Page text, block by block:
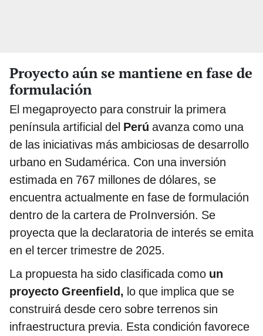
Proyecto aún se mantiene en fase de
formulación
El megaproyecto para construir la primera
península artificial del Perú avanza como una
de las iniciativas más ambiciosas de desarrollo
urbano en Sudamérica. Con una inversión
estimada en 767 millones de dólares, se
encuentra actualmente en fase de formulación
dentro de la cartera de ProInversión. Se
proyecta que la declaratoria de interés se emita
en el tercer trimestre de 2025.
La propuesta ha sido clasificada como un
proyecto Greenfield, lo que implica que se
construirá desde cero sobre terrenos sin
infraestructura previa. Esta condición favorece